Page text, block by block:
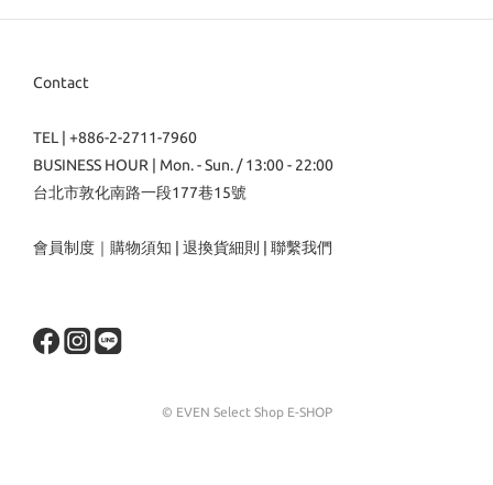
Contact
TEL | +886-2-2711-7960
BUSINESS HOUR | Mon. - Sun. / 13:00 - 22:00
台北市敦化南路一段177巷15號
會員制度 ｜ 購物須知 退換貨細則 聯繫我們
© EVEN Select Shop E-SHOP